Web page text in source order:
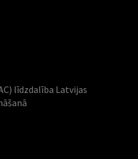
līdzdalība Latvijas